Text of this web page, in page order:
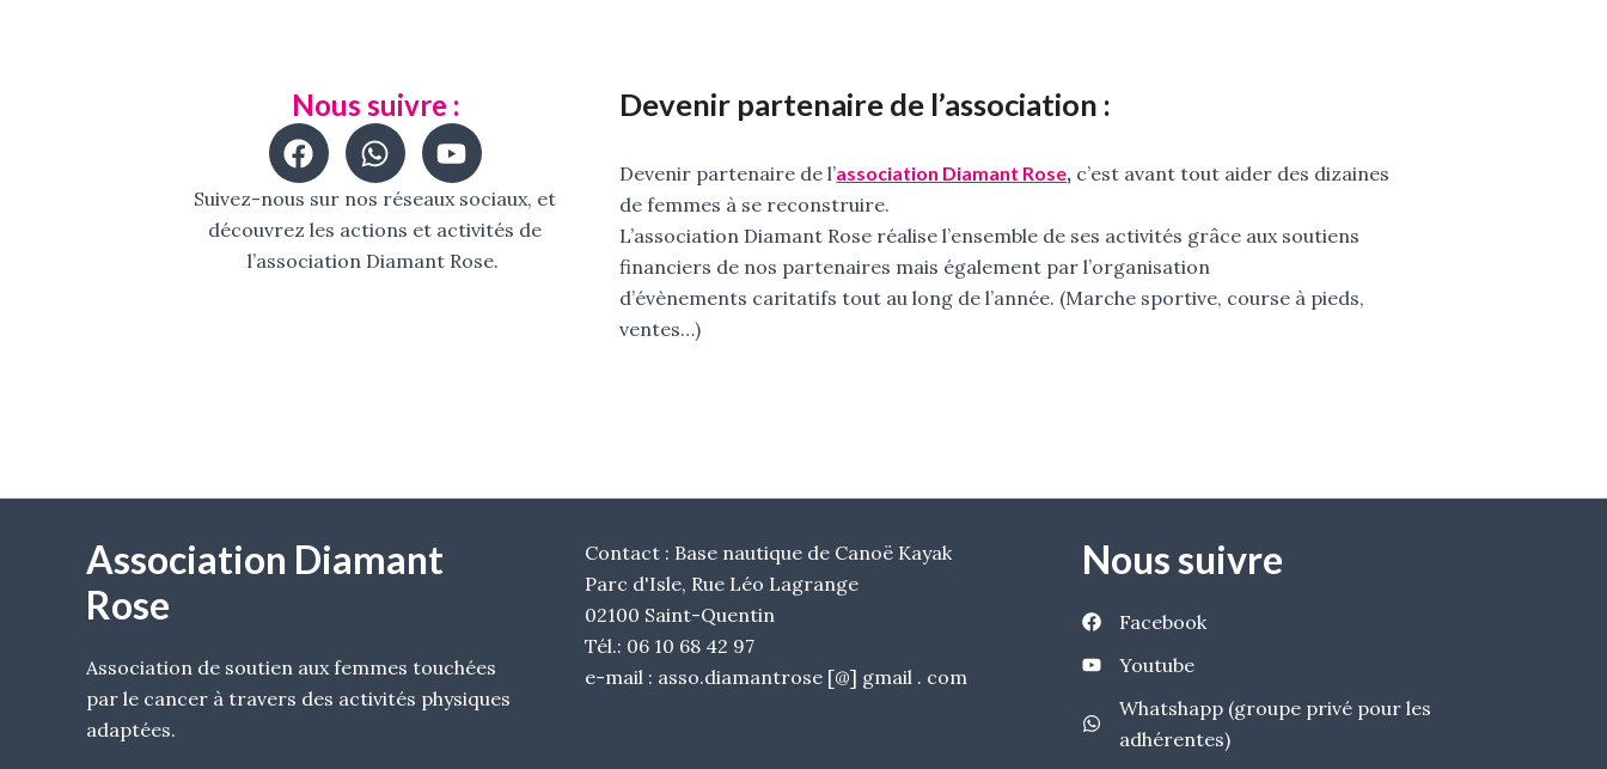
Nous suivre :
F
a
c
e
b
W
h
a
t
s
Y
o
u
t
u
Suivez-nous sur nos réseaux sociaux, et
découvrez les actions et activités de
l’association Diamant Rose.
Devenir partenaire de l’association :
Devenir partenaire de l’association Diamant Rose, c’est avant tout aider des dizaines
de femmes à se reconstruire.
L’association Diamant Rose réalise l’ensemble de ses activités grâce aux soutiens
financiers de nos partenaires mais également par l’organisation
d’évènements caritatifs tout au long de l’année. (Marche sportive, course à pieds,
ventes…)
Association Diamant
Rose
Association de soutien aux femmes touchées
par le cancer à travers des activités physiques
adaptées.
Contact : Base nautique de Canoë Kayak
Parc d'Isle, Rue Léo Lagrange
02100 Saint-Quentin
Tél.: 06 10 68 42 97
e-mail : asso.diamantrose [@] gmail . com
Nous suivre
Facebook
Youtube
Whatshapp (groupe privé pour les
adhérentes)